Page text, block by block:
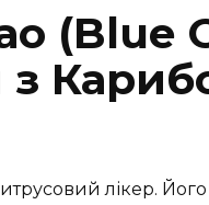
(Blue
лікер. Його